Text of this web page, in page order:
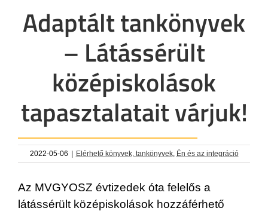
Adaptált tankönyvek
– Látássérült
középiskolások
tapasztalatait várjuk!
2022-05-06 | Elérhető könyvek, tankönyvek, Én és az integráció
Az MVGYOSZ évtizedek óta felelős a
látássérült középiskolások hozzáférhető